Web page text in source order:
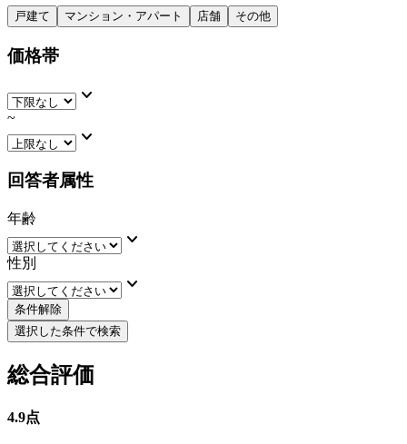
戸建て マンション・アパート 店舗 その他
価格帯
keyboard_arrow_down
~
keyboard_arrow_down
回答者属性
年齢
keyboard_arrow_down
性別
keyboard_arrow_down
条件解除
選択した条件で検索
総合評価
4.9点